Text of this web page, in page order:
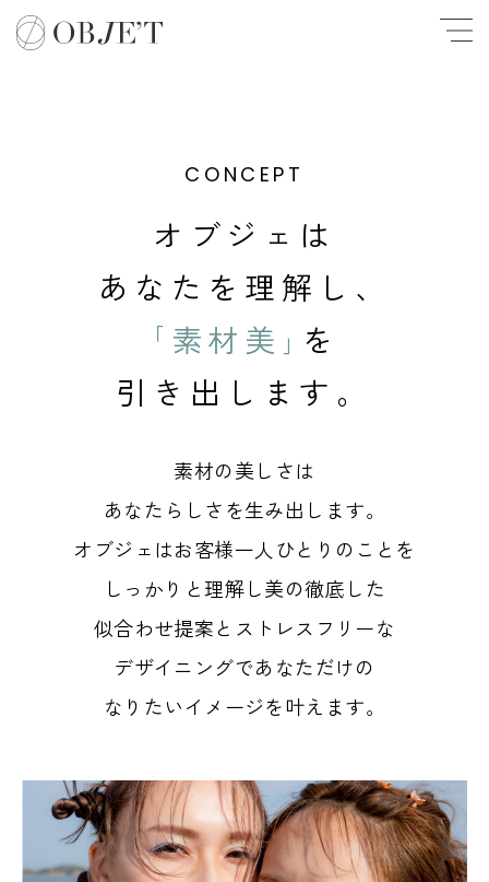
ヘアーデザイン
CONCEPT
オブジェは
あなたを理解し、
｢素材美｣ を
引き出します。
素材の美しさは
あなたらしさを生み出します。
オブジェはお客様一人ひとりのことを
しっかりと理解し美の徹底した
似合わせ提案とストレスフリーな
デザイニングであなただけの
なりたいイメージを叶えます。